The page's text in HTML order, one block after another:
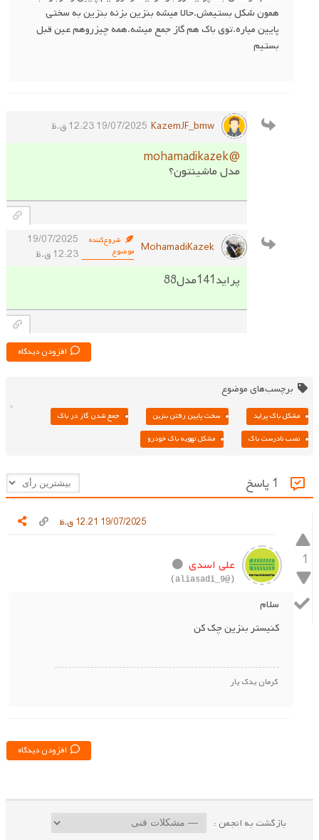
همون شکل بستیمش.حالا میشه بنزین بزنه بنزین به سختی
پایین میاره.توی باک هم گاز جمع میشه.همه چیزروهم عین قبل
بستیم
KazemJF_bmw 19/07/2025 12:23 ق.ظ
@mohamadikazek
مدل ماشینتون؟
MohamadiKazek
شروع‌کننده
موضوع
19/07/2025
12:23 ق.ظ
پراید141مدل88
افزودن دیدگاه
برچسب‌های موضوع
مشکل باک پراید سخت پایین رفتن بنزین
جمع شدن گاز در باک
نصب نادرست باک
مشکل تهویه باک خودرو
1
19/07/2025 12:21 ق.ظ
علی اسدی
(@aliasadi_9)
سلام
کنیستر بنزین چک کن
کرمان یدک یار
افزودن دیدگاه
بازگشت به انجمن :